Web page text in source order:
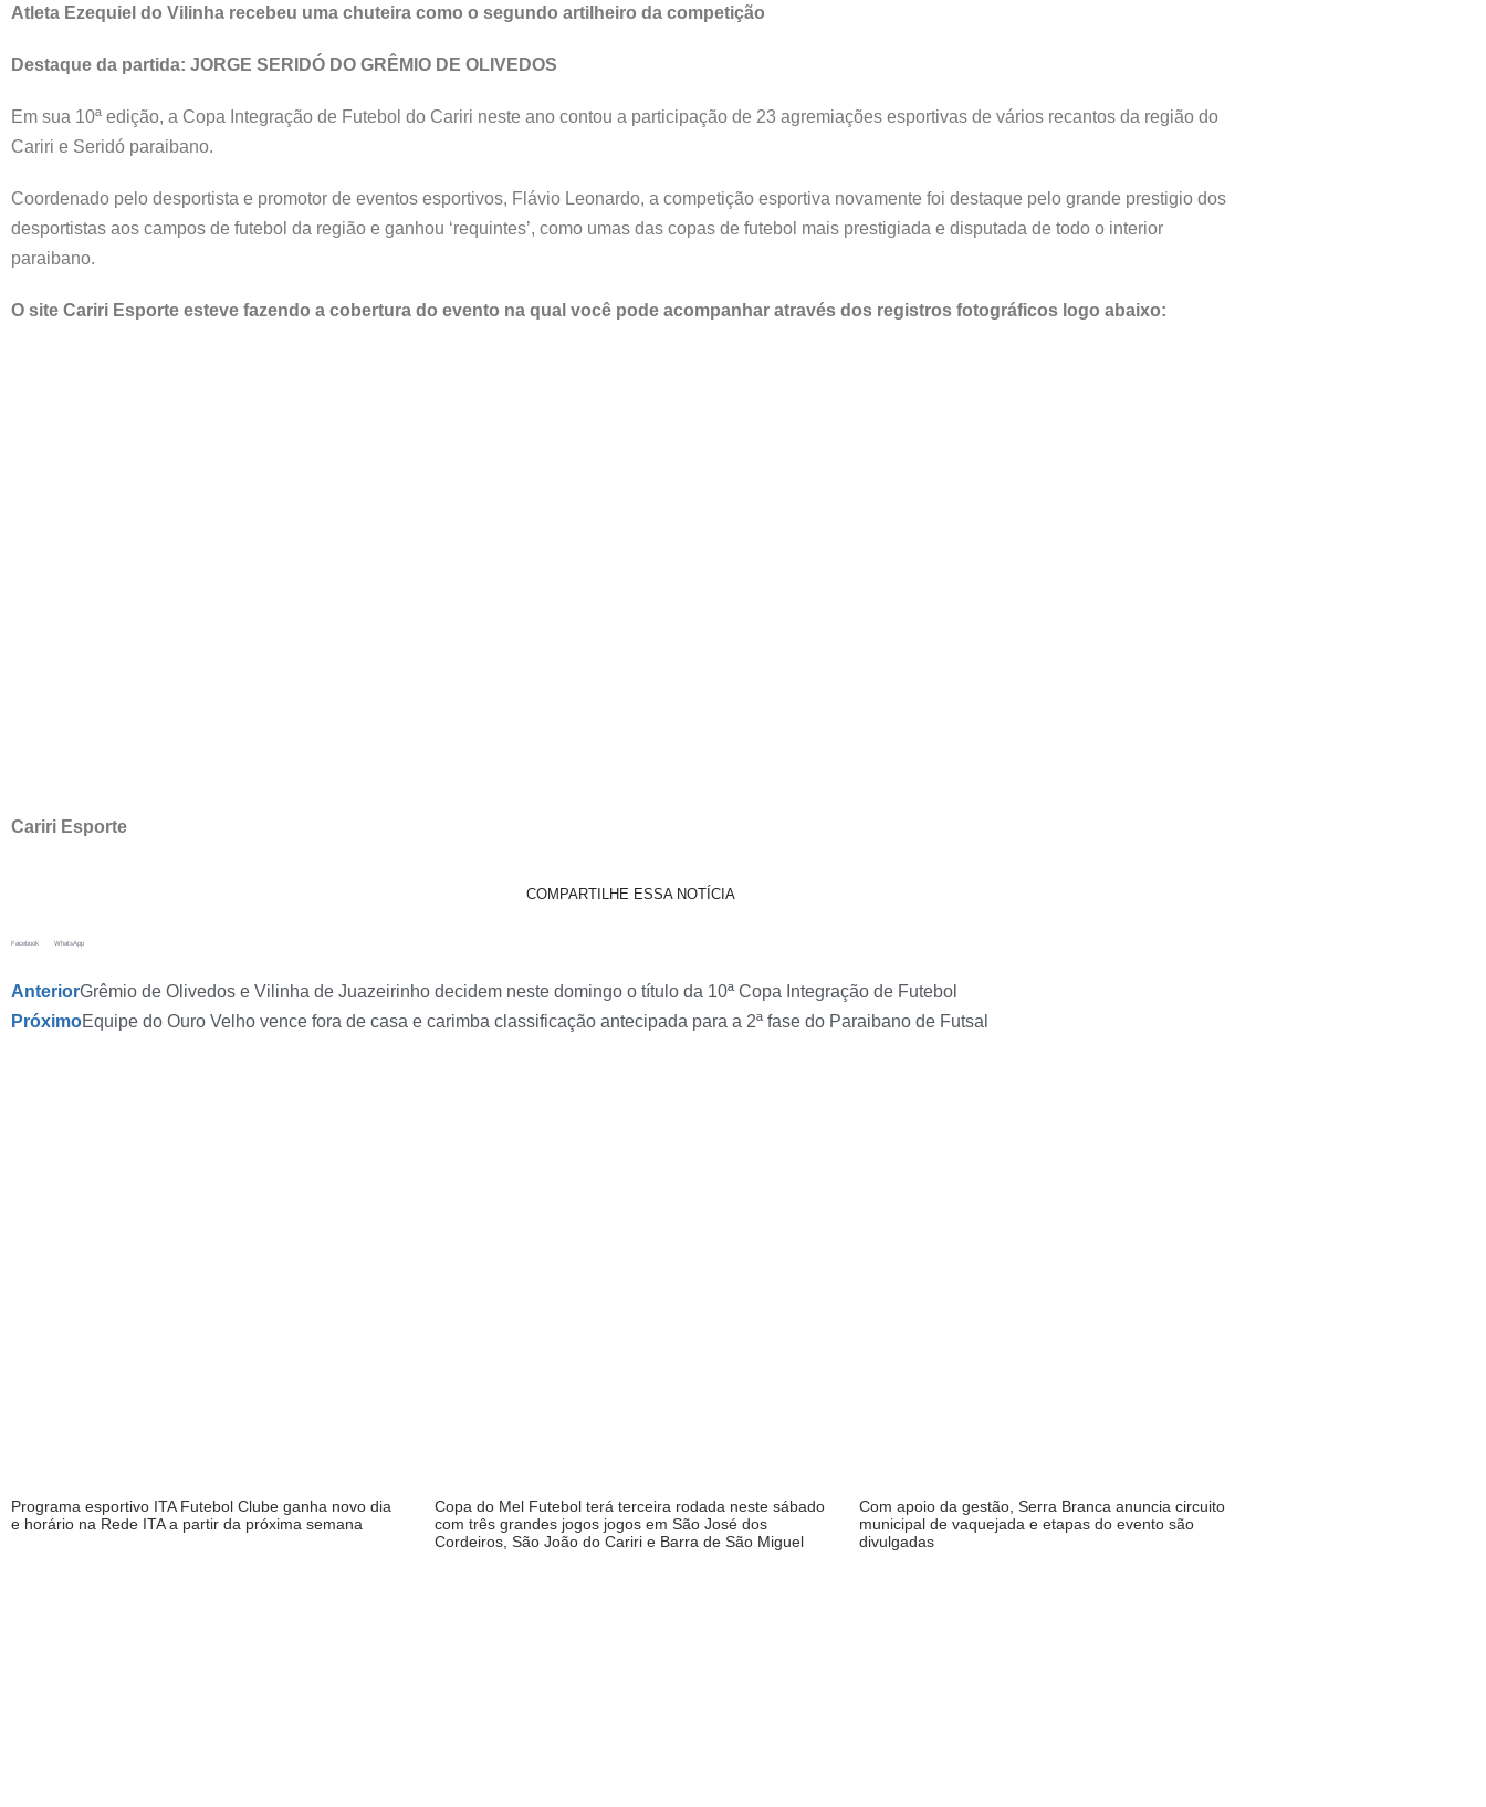
Atleta Ezequiel do Vilinha recebeu uma chuteira como o segundo artilheiro da competição
Destaque da partida: JORGE SERIDÓ DO GRÊMIO DE OLIVEDOS
Em sua 10ª edição, a Copa Integração de Futebol do Cariri neste ano contou a participação de 23 agremiações esportivas de vários recantos da região do
Cariri e Seridó paraibano.
Coordenado pelo desportista e promotor de eventos esportivos, Flávio Leonardo, a competição esportiva novamente foi destaque pelo grande prestigio dos
desportistas aos campos de futebol da região e ganhou ‘requintes’, como umas das copas de futebol mais prestigiada e disputada de todo o interior
paraibano.
O site Cariri Esporte esteve fazendo a cobertura do evento na qual você pode acompanhar através dos registros fotográficos logo abaixo:
Cariri Esporte
COMPARTILHE ESSA NOTÍCIA
Facebook WhatsApp
AnteriorGrêmio de Olivedos e Vilinha de Juazeirinho decidem neste domingo o título da 10ª Copa Integração de Futebol
PróximoEquipe do Ouro Velho vence fora de casa e carimba classificação antecipada para a 2ª fase do Paraibano de Futsal
Programa esportivo ITA Futebol Clube ganha novo dia
e horário na Rede ITA a partir da próxima semana
Copa do Mel Futebol terá terceira rodada neste sábado
com três grandes jogos jogos em São José dos
Cordeiros, São João do Cariri e Barra de São Miguel
Com apoio da gestão, Serra Branca anuncia circuito
municipal de vaquejada e etapas do evento são
divulgadas